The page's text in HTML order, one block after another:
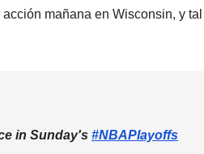
mañana en Wisconsin, y tal
in Sunday's #NBAPlayoffs